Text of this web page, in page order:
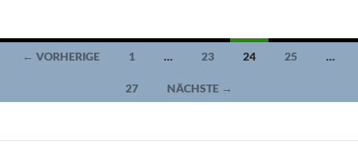
Beitragsnavigation
← VORHERIGE 1 … 23 24 25 …
27 NÄCHSTE →